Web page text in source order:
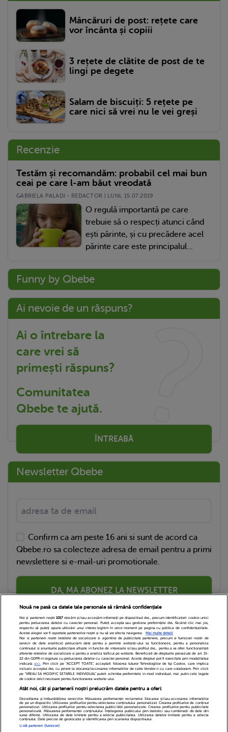
Mâncăruri de post: rețete care
vor încânta și copiii
3 rețete de clătite de post de te
lingi pe degete
Salam de biscuiți: 5 rețete pe
care nici să vrei nu le vei greși
Recenzie
Testăm și recomandăm: probabil cel mai bun
ceai pe care l-am băut vreodată
GABRIELA PALADI - REDACTOR | LUNI, 15.07.2019
O regulă importantă pe care
trebuie să o respecți atunci când
ești părinte, și cu precădere acel
părinte care este principalul...
Funny by Qbebe
Ai nevoie de un răspuns?
Ai o întrebare la
care vrei să
primești răspuns?
Comunitatea
Qbebe te ajută.
ÎNTREABĂ
Newsletter Qbebe
Confirm ca am peste 16 ani si sunt de acord ca
Qbebe.ro sa colecteze adresa de email pentru a primi
newslettere si e-mail-uri promotionale.
DA, MA ABONEZ LA NEWSLETTER
Echipa Editoriala Newsletter
Contact
Cariere
Cookies
Politica de confidentialitate
DivaHair Cosmetics
Despre noi
Termeni si conditii
Nouă ne pasă ca datele tale personale să rămână confidențiale
Noi și partenerii noștri 1017stocăm și/sau accesăm informații pe dispozitivul dvs., precum identificatorii cookie unici
pentru prelucrarea datelor cu caracter personal. Puteți accepta sau gestiona preferințele dvs. făcând clic mai jos,
respectiv vă puteți opune utilizării unui interes legitim în orice moment pe pagina cu politica de confidențialitate.
Aceste alegeri vor fi raportate partenerilor noștri și nu vă vor afecta navigarea.
Mai multe detalii
Noi si partenerii nostri (retelele de socializare si agentiile de publicitate partenere, precum si furnizorii nostri de
servicii de date analitice) prelucram date pentru a permite website-ului sa functioneze, pentru a personaliza
continutul si anunturile publicitare afisate in functie de interesele si/sau profilul dvs., pentru a va oferi functionalitati
aferente retelelor de socializare si pentru a analiza traficul pe website. Beneficiati de drepturile prevazute de art. 15-
22 din GDPR in legatura cu prelucrarea datelor cu caracter personal. Aceste drepturi pot fi exercitate prin modalitatea
indicataaici. Prin click pe “ACCEPT TOATE”, acceptati folosirea tuturor Tehnologiilor de tip Cookie, care implica
inclusiv acceptul dvs. cu privire la stocarea/accesarea informatiilor de catre Vendor-ii cu care colaboram. Prin click
pe “VREAU SA MODIFIC SETARILE INDIVIDUAL” puteti schimba preferintele in mod individual, mai putin cele legate
de cookie strict necesare pentru functionarea website-ului.
Atât noi, cât și partenerii noștri prelucrăm datele pentru a oferi:
Dezvoltarea și îmbunătățirea serviciilor. Măsurarea performanței reclamelor. Stocarea și/sau accesarea informațiilor
de pe un dispozitiv. Utilizarea profilurilor pentru selectarea conținutului personalizat. Crearea profilurilor de conținut
personalizat. Utilizarea profilurilor pentru selectarea publicității personalizate. Crearea profilurilor pentru publicitate
personalizată. Măsurarea performanței conținutului. Înțelegerea publicului prin statistici sau combinații de date din
surse diferite. Utilizarea de date limitate pentru a selecta publicitatea. Utilizarea datelor limitate pentru a selecta
conținutul. Date precise de geolocație și identificarea prin scanarea dispozitivului.
Listă parteneri (furnizori)